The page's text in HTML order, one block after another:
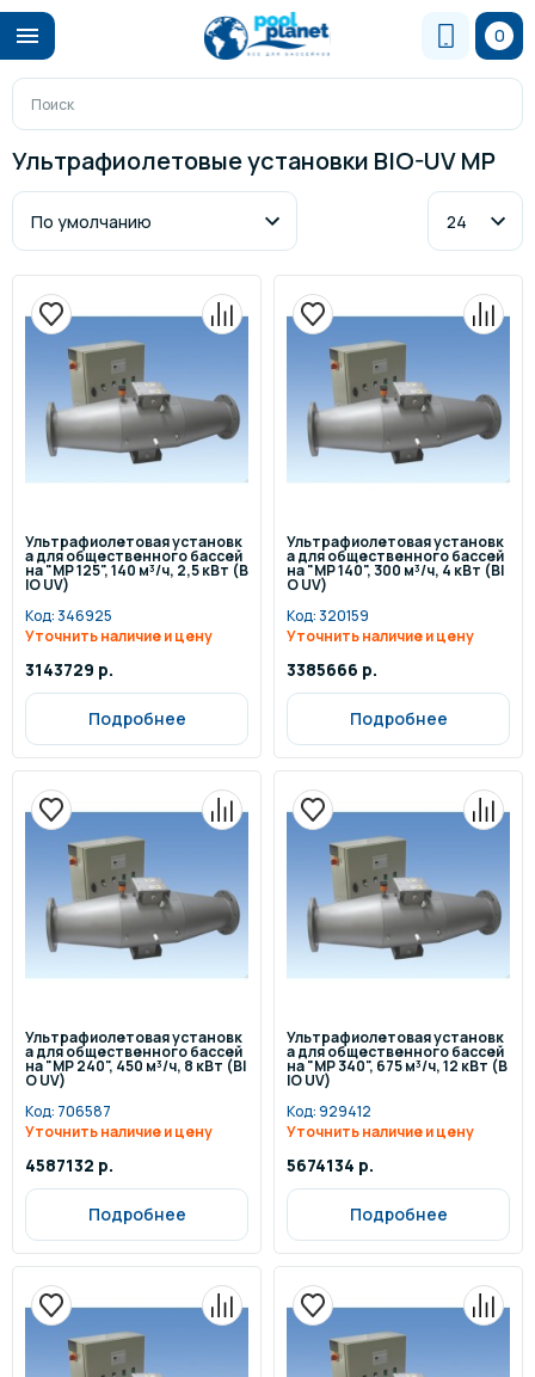
0
Ультрафиолетовые установки BIO-UV MP
Ультрафиолетовая установк
а для общественного бассей
на "MP 125", 140 м³/ч, 2,5 кВт (B
IO UV)
Код:346925
Уточнить наличие и цену
3143729 р.
Подробнее
Ультрафиолетовая установк
а для общественного бассей
на "MP 140", 300 м³/ч, 4 кВт (BI
O UV)
Код:320159
Уточнить наличие и цену
3385666 р.
Подробнее
Ультрафиолетовая установк
а для общественного бассей
на "MP 240", 450 м³/ч, 8 кВт (BI
O UV)
Код: 706587
Уточнить наличие и цену
4587132 р.
Подробнее
Ультрафиолетовая установк
а для общественного бассей
на "MP 340", 675 м³/ч, 12 кВт (B
IO UV)
Код:929412
Уточнить наличие и цену
5674134 р.
Подробнее